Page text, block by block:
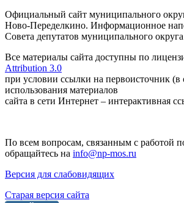
Официальный сайт муниципального
Ново-Переделкино. Информационное
Совета депутатов муниципального
Все материалы сайта доступны по
Attribution 3.0
при условии ссылки на первоисточник (в
использования материалов
сайта в сети Интернет – интерактивная
По всем вопросам, связанным с работой
обращайтесь на info@np-mos.ru
Версия для слабовидящих
Старая версия сайта